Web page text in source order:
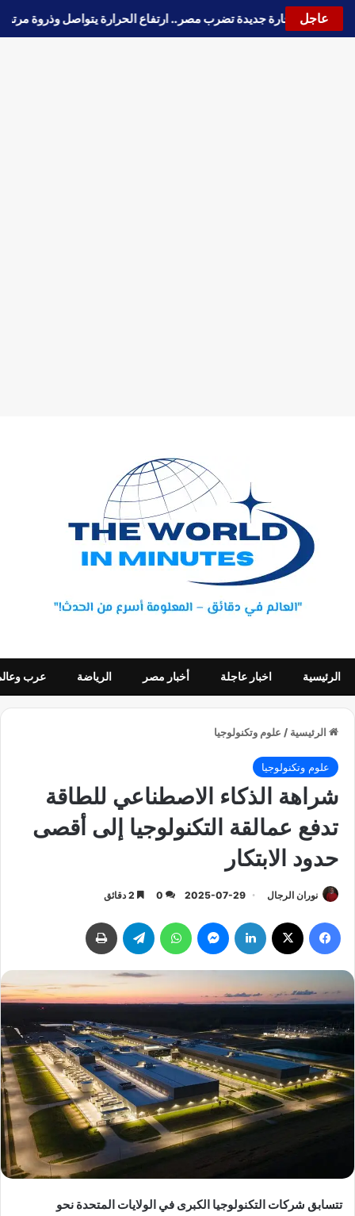
عاجل
🔵 موجة حارة جديدة تضرب مصر.. ارتفاع الحرارة يتواصل وذروة
الرئيسية اخبار عاجلة أخبار مصر الرياضة عرب
الرئيسية / علوم وتكنولوجيا
علوم وتكنولوجيا
شراهة الذكاء الاصطناعي للطاقة
تدفع عمالقة التكنولوجيا إلى أقصى
حدود الابتكار
نوران الرجال 2025-07-29
0
تتسابق شركات التكنولوجيا الكبرى في الولايات المتحدة نحو